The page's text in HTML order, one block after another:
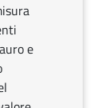
e